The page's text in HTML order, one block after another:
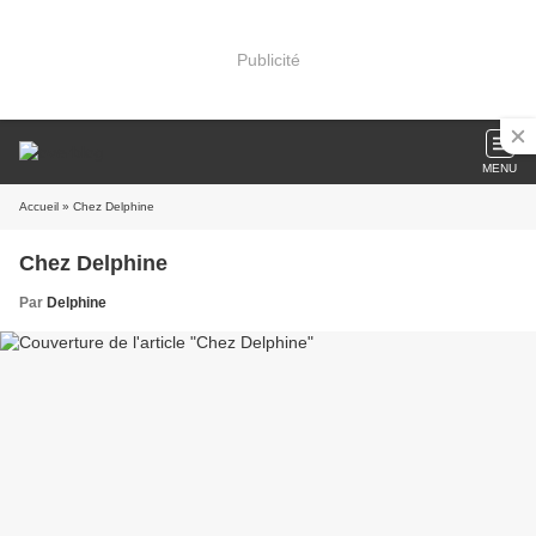
Publicité
MENU
Accueil » Chez Delphine
Chez Delphine
Par Delphine